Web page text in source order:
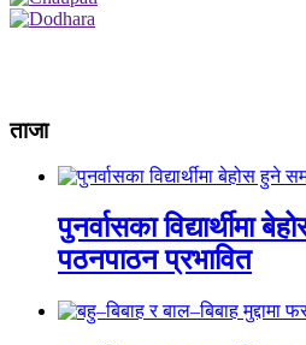
ताजा
पुनर्वासका विद्यार्थीमा
पठनपाठन प्रभावित